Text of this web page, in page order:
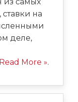
на
деле,
Read More ».